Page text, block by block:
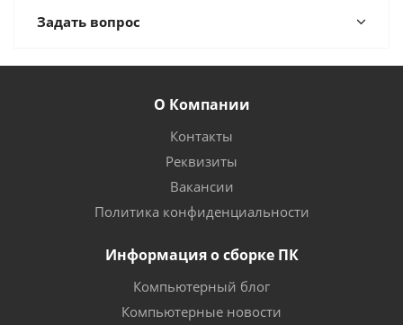
Задать вопрос
О Компании
Контакты
Реквизиты
Вакансии
Политика конфиденциальности
Информация о сборке ПК
Компьютерный блог
Компьютерные новости